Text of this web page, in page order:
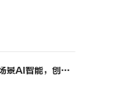
景AI智能，创作